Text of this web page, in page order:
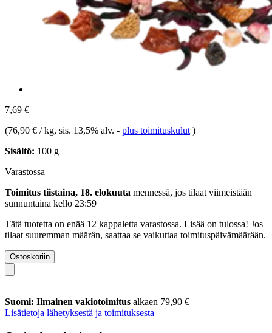
7,69 €
(76,90 € / kg, sis. 13,5% alv. - plus toimituskulut )
Sisältö: 100 g
Varastossa
Toimitus tiistaina, 18. elokuuta mennessä, jos tilaat viimeistään
sunnuntaina kello 23:59
Tätä tuotetta on enää 12 kappaletta varastossa. Lisää on tulossa! Jos
tilaat suuremman määrän, saattaa se vaikuttaa toimituspäivämäärään.
Ostoskoriin
Suomi: Ilmainen vakiotoimitus alkaen 79,90 €
Lisätietoja lähetyksestä ja toimituksesta